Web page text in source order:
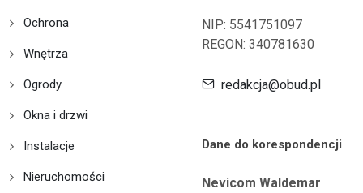
Ochrona
Wnętrza
Ogrody
Okna i drzwi
Instalacje
Nieruchomości
NIP: 5541751097
REGON: 340781630
redakcja@obud.pl
Dane do korespondencji
Nevicom Waldemar